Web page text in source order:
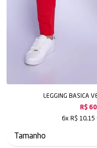
LEGGING BASICA
R$
6x R$ 10,15